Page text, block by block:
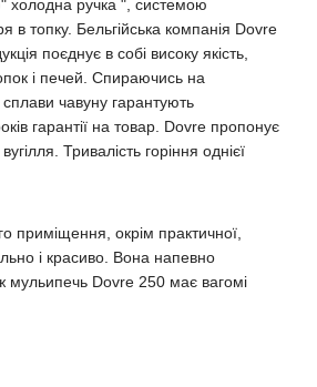
холодна ручка ", системою
в топку. Бельгійська компанія Dovre
поєднує в собі високу якість,
і печей. Спираючись на
чавуну гарантують
гарантії на товар. Dovre пропонує
Тривалість горіння однієї
приміщення, окрім практичної,
і красиво. Вона напевно
мульипечь Dovre 250 має вагомі